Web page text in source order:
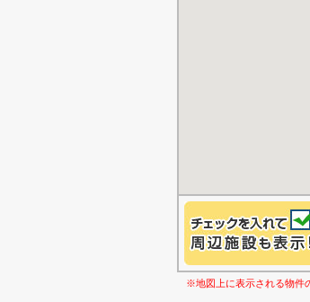
※地図上に表示される物件